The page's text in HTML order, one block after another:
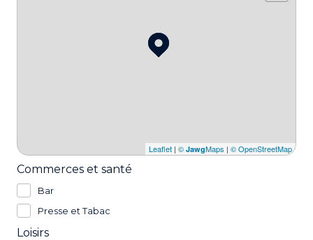
Leaflet | © JawgMaps | © OpenStreetMap
Commerces et santé
Bar
Presse et Tabac
Loisirs